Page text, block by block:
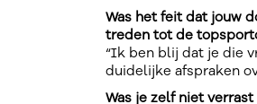
Was het feit dat jouw
treden tot de
“Ik ben blij dat je die
duidelijke afspraken
Was je zelf niet